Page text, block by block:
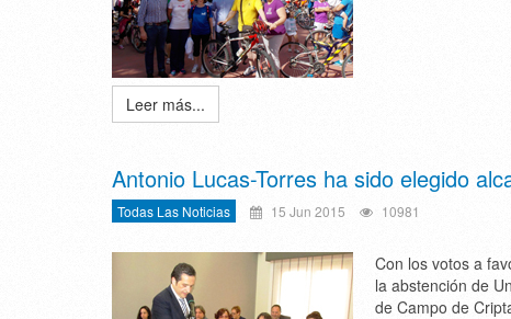
Leer más...
Antonio Lucas-Torres ha sido elegido
Todas Las Noticias 15 Jun 2015 10981
Con los votos a
la abstención de
de Campo de